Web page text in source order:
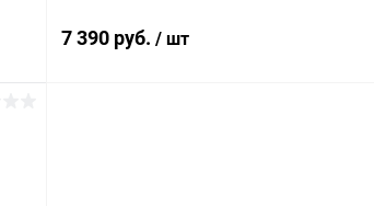
7 390 руб. / шт